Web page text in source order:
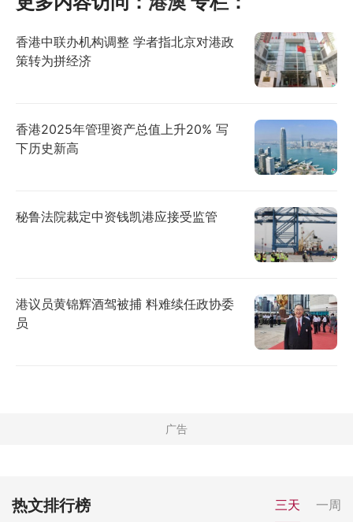
香港中联办机构调整 学者指北京对港政
策转为拼经济
香港2025年管理资产总值上升20% 写
下历史新高
秘鲁法院裁定中资钱凯港应接受监管
港议员黄锦辉酒驾被捕 料难续任政协委
员
热文排行榜 三天 一周